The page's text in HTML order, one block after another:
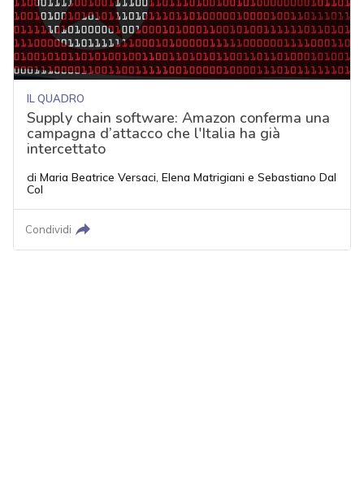
IL QUADRO
Supply chain software: Amazon conferma una
campagna d’attacco che l'Italia ha già
intercettato
di Maria Beatrice Versaci, Elena Matrigiani e Sebastiano Dal
Col
Condividi